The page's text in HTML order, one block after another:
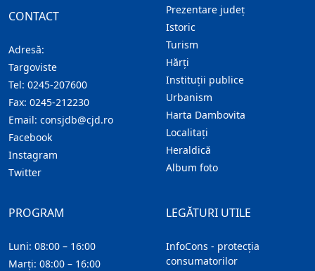
CONTACT
Adresă:
Targoviste
Tel: 0245-207600
Fax: 0245-212230
Email: consjdb@cjd.ro
Facebook
Instagram
Twitter
Prezentare judeţ
Istoric
Turism
Hărţi
Instituţii publice
Urbanism
Harta Dambovita
Localitaţi
Heraldică
Album foto
LEGĂTURI UTILE
InfoCons - protecția
consumatorilor
PROGRAM
Luni: 08:00 – 16:00
Marți: 08:00 – 16:00